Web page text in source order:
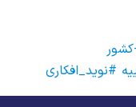
#نوید_افکاری